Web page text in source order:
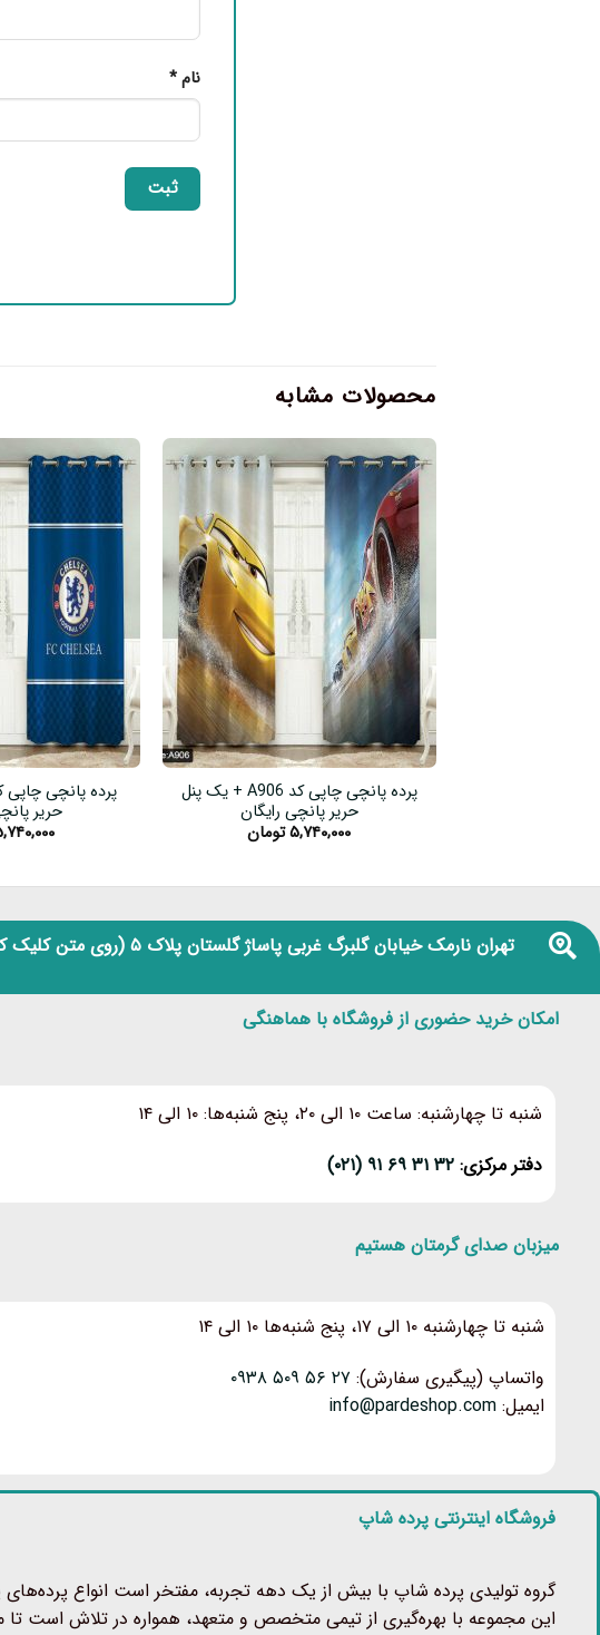
نام*
محصولات مشابه
پرده پانچی چاپی کد A906 + یک پنل
حریر پانچی رایگان
۵,۷۴۰,۰۰۰تومان
حریر
تهران نارمک خیابان گلبرگ غربی پاساژ گلستان پلاک ۵ (روی متن کلیک
امکان خرید حضوری از فروشگاه با هماهنگی
شنبه تا چهارشنبه: ساعت ۱۰ الی ۲۰، پنج شنبه‌ها: ۱۰ الی ۱۴
دفتر مرکزی:۳۲ ۳۱ ۶۹ ۹۱ (۰۲۱)
میزبان صدای گرمتان هستیم
شنبه تا چهارشنبه ۱۰ الی ۱۷، پنج شنبه‌ها ۱۰ الی ۱۴
واتساپ (پیگیری سفارش): ۲۷ ۵۶ ۵۰۹ ۰۹۳۸
ایمیل: info@pardeshop.com
فروشگاه اینترنتی پرده شاپ
گروه تولیدی پرده شاپ با بیش از یک دهه تجربه، مفتخر است انواع
این مجموعه با بهره‌گیری از تیمی متخصص و متعهد، همواره در تلاش است تا